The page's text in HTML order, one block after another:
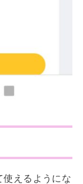
使えるようにな